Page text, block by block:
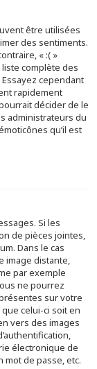
être utilisées
des sentiments.
« :( »
complète des
cependant
rapidement
décider de le
administrateurs du
qu’il est
Si les
de pièces jointes,
Dans le cas
image distante,
par exemple
ne pourrez
sur votre
celui-ci soit en
vers des images
électronique de
mot de passe, etc.